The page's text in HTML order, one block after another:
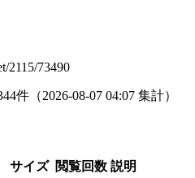
2115/73490
件 （2026-08-07 04:07 集計）
サイズ 閲覧回数 説明